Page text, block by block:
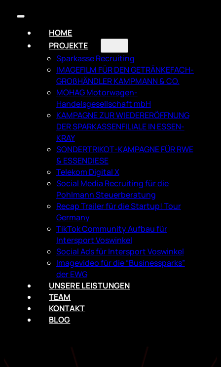
HOME
PROJEKTE
Sparkasse Recruiting
IMAGEFILM FÜR DEN GETRÄNKEFACH­
GROßHÄNDLER KAMPMANN & CO.
MOHAG Motorwagen-
Handelsgesellschaft mbH
KAMPAGNE ZUR WIEDERERÖFFNUNG
DER SPARKASSENFILIALE IN ESSEN-
KRAY
SONDERTRIKOT-KAMPAGNE FÜR RWE
& ESSENDIESE
Telekom Digital X
Social Media Recruiting für die
Pohlmann Steuerberatung
Recap Trailer für die Startup! Tour
Germany
TikTok Community Aufbau für
Intersport Voswinkel
Social Ads für Intersport Voswinkel
Imagevideo für die “Businessparks”
der EWG
UNSERE LEISTUNGEN
TEAM
KONTAKT
BLOG